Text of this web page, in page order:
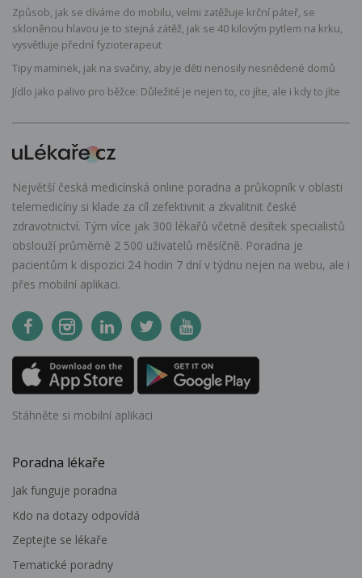
Způsob, jak se díváme do mobilu, velmi zatěžuje krční páteř, se
skloněnou hlavou je to stejná zátěž, jak se 40 kilovým pytlem na krku,
vysvětluje přední fyzioterapeut
Tipy maminek, jak na svačiny, aby je děti nenosily nesnědené domů
Jídlo jako palivo pro běžce: Důležité je nejen to, co jíte, ale i kdy to jíte
Největší česká medicínská online poradna a průkopník v oblasti
telemedicíny si klade za cíl zefektivnit a zkvalitnit české
zdravotnictví. Tým více jak 300 lékařů včetně desítek specialistů
obslouží průměrně 2 500 uživatelů měsíčně. Poradna je
pacientům k dispozici 24 hodin 7 dní v týdnu nejen na webu, ale i
přes mobilní aplikaci.
Stáhněte si mobilní aplikaci
Poradna lékaře
Jak funguje poradna
Kdo na dotazy odpovídá
Zeptejte se lékaře
Tematické poradny